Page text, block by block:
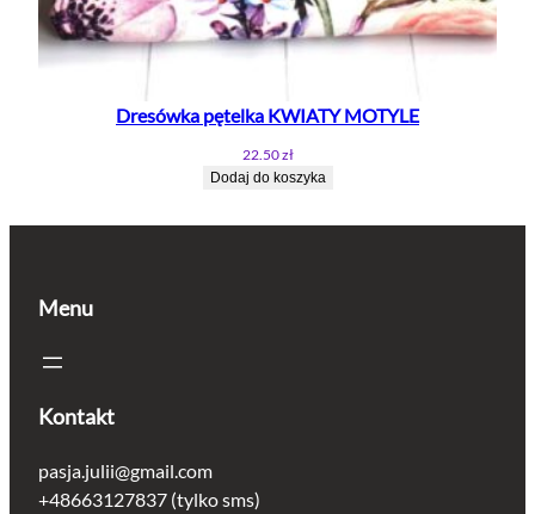
Dresówka pętelka KWIATY MOTYLE
22.50zł
Dodaj do koszyka
Menu
Kontakt
pasja.julii@gmail.com
+48663127837 (tylko sms)